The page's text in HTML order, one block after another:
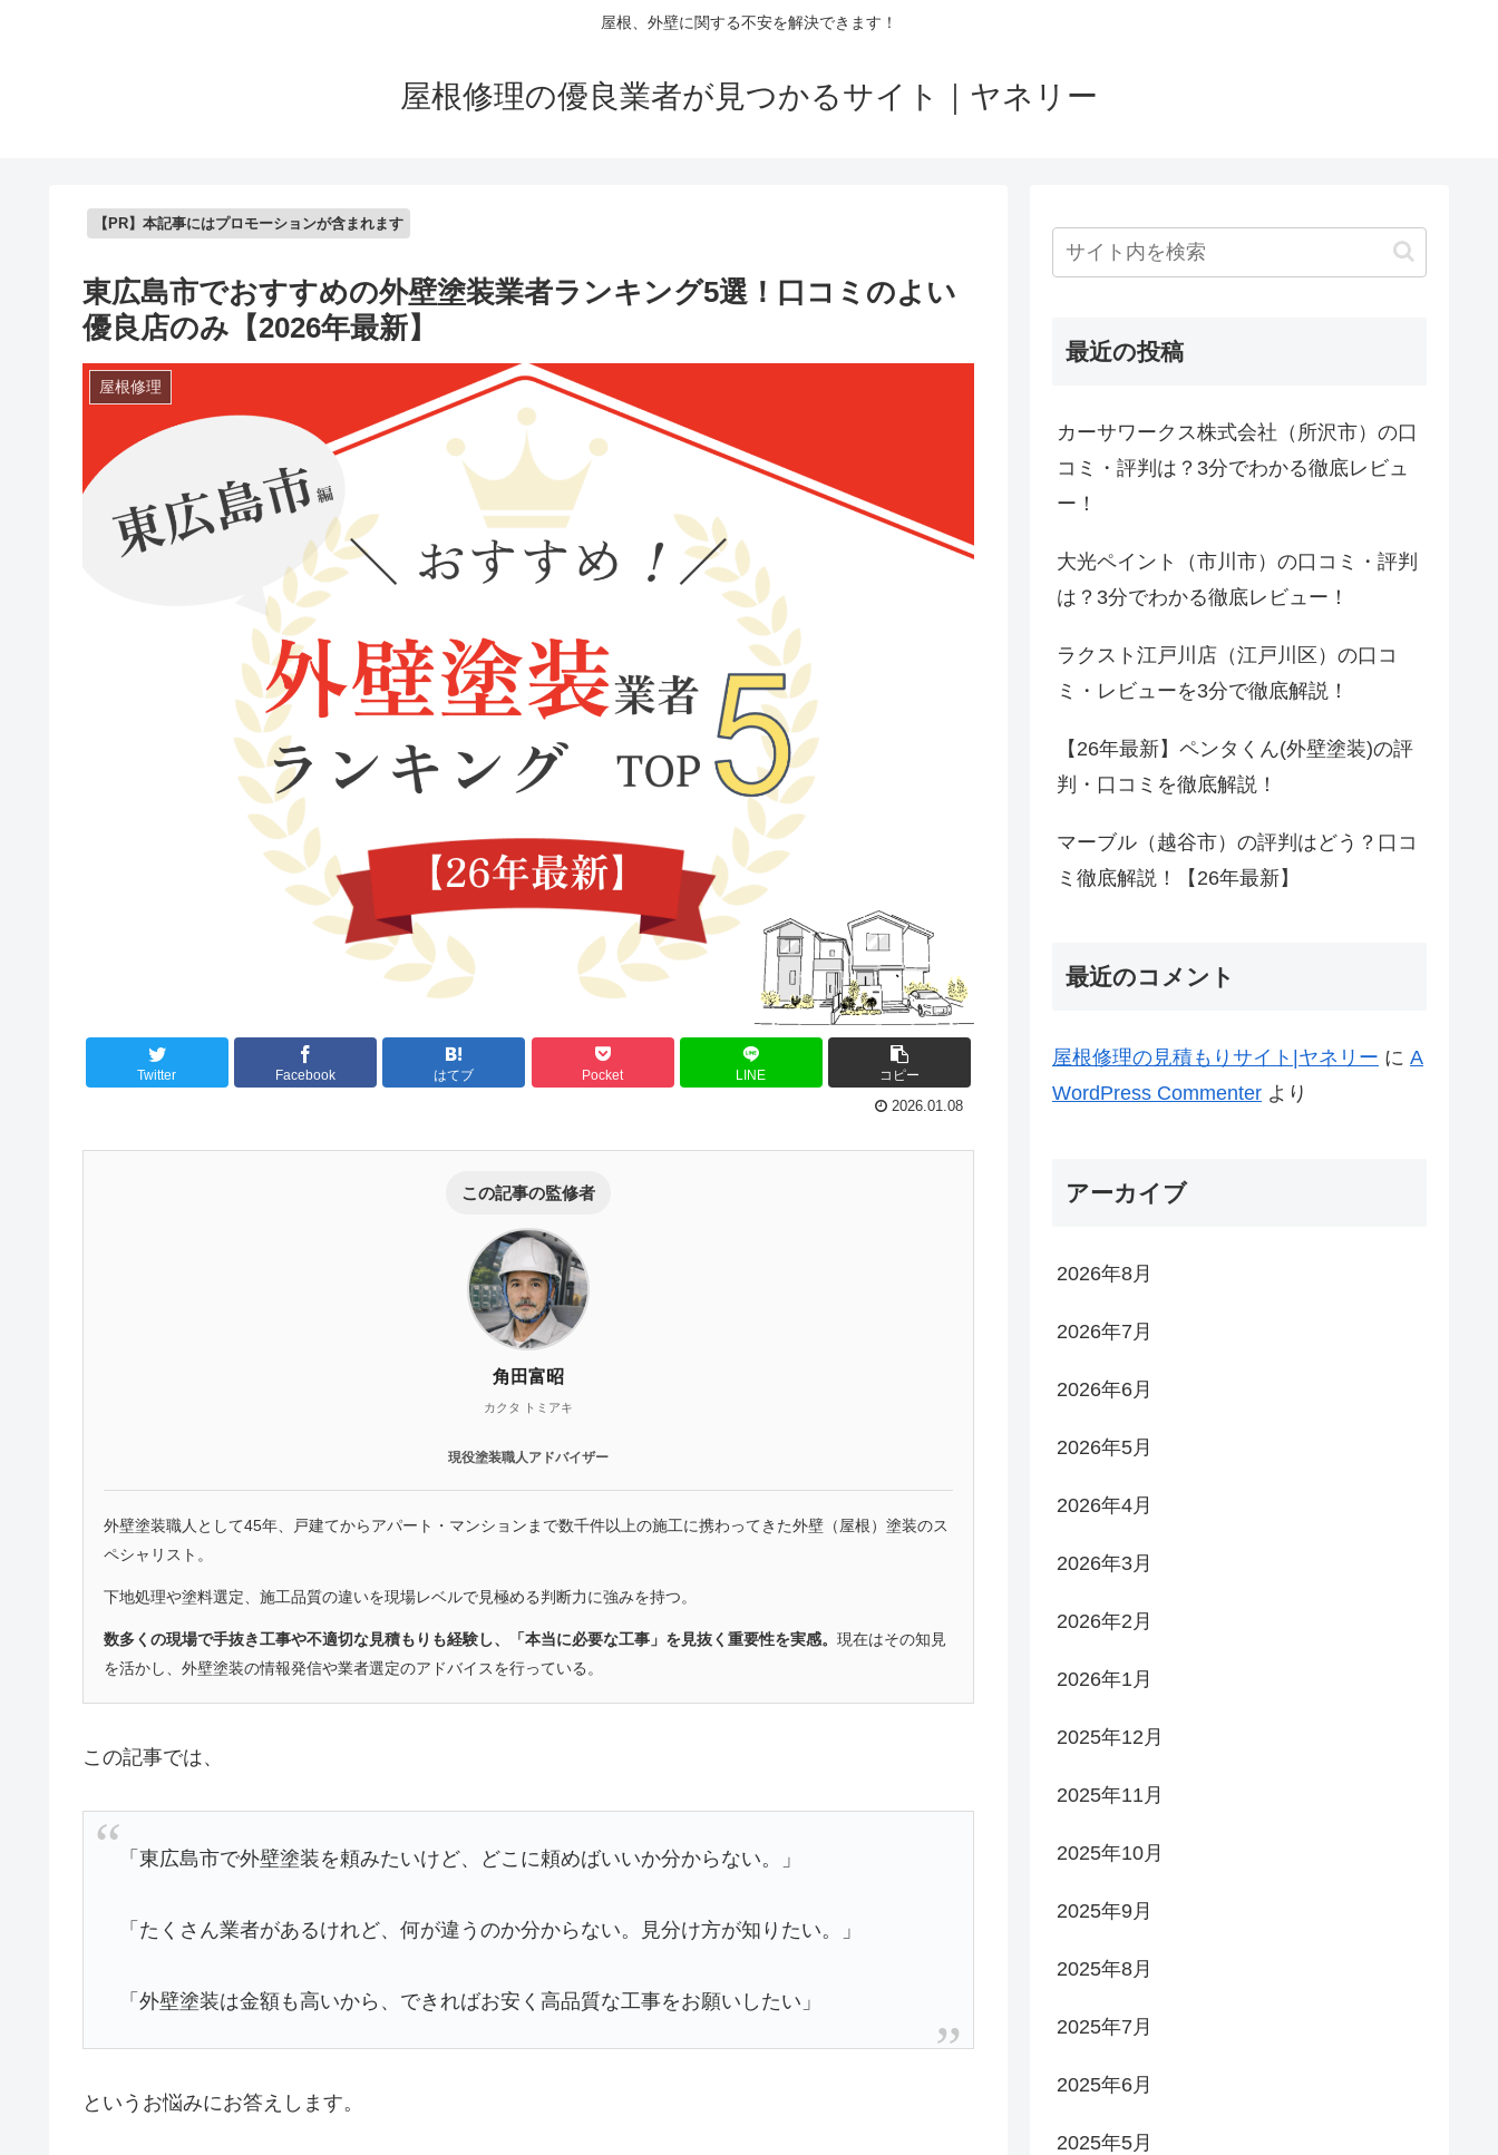
屋根、外壁に関する不安を解決できます！
屋根修理の優良業者が見つかるサイト｜ヤネリー
【PR】本記事にはプロモーションが含まれます
東広島市でおすすめの外壁塗装業者ランキング5選！口コミのよい
優良店のみ【2026年最新】
屋根修理
Twitter Facebook はてブ Pocket LINE コピー
2026.01.08
この記事の監修者
角田富昭
カクタ トミアキ
現役塗装職人アドバイザー
外壁塗装職人として45年、戸建てからアパート・マンションまで数千件以上の施工に携わってきた外壁（屋根）塗装のス
ペシャリスト。
下地処理や塗料選定、施工品質の違いを現場レベルで見極める判断力に強みを持つ。
数多くの現場で手抜き工事や不適切な見積もりも経験し、「本当に必要な工事」を見抜く重要性を実感。 現在はその知見
を活かし、外壁塗装の情報発信や業者選定のアドバイスを行っている。
この記事では、
「東広島市で外壁塗装を頼みたいけど、どこに頼めばいいか分からない。」
「たくさん業者があるけれど、何が違うのか分からない。見分け方が知りたい。」
「外壁塗装は金額も高いから、できればお安く高品質な工事をお願いしたい」
というお悩みにお答えします。
最近の投稿
カーサワークス株式会社（所沢市）の口
コミ・評判は？3分でわかる徹底レビュ
ー！
大光ペイント（市川市）の口コミ・評判
は？3分でわかる徹底レビュー！
ラクスト江戸川店（江戸川区）の口コ
ミ・レビューを3分で徹底解説！
【26年最新】ペンタくん(外壁塗装)の評
判・口コミを徹底解説！
マーブル（越谷市）の評判はどう？口コ
ミ徹底解説！【26年最新】
最近のコメント
屋根修理の見積もりサイト|ヤネリー に A
WordPress Commenter より
アーカイブ
2026年8月
2026年7月
2026年6月
2026年5月
2026年4月
2026年3月
2026年2月
2026年1月
2025年12月
2025年11月
2025年10月
2025年9月
2025年8月
2025年7月
2025年6月
2025年5月